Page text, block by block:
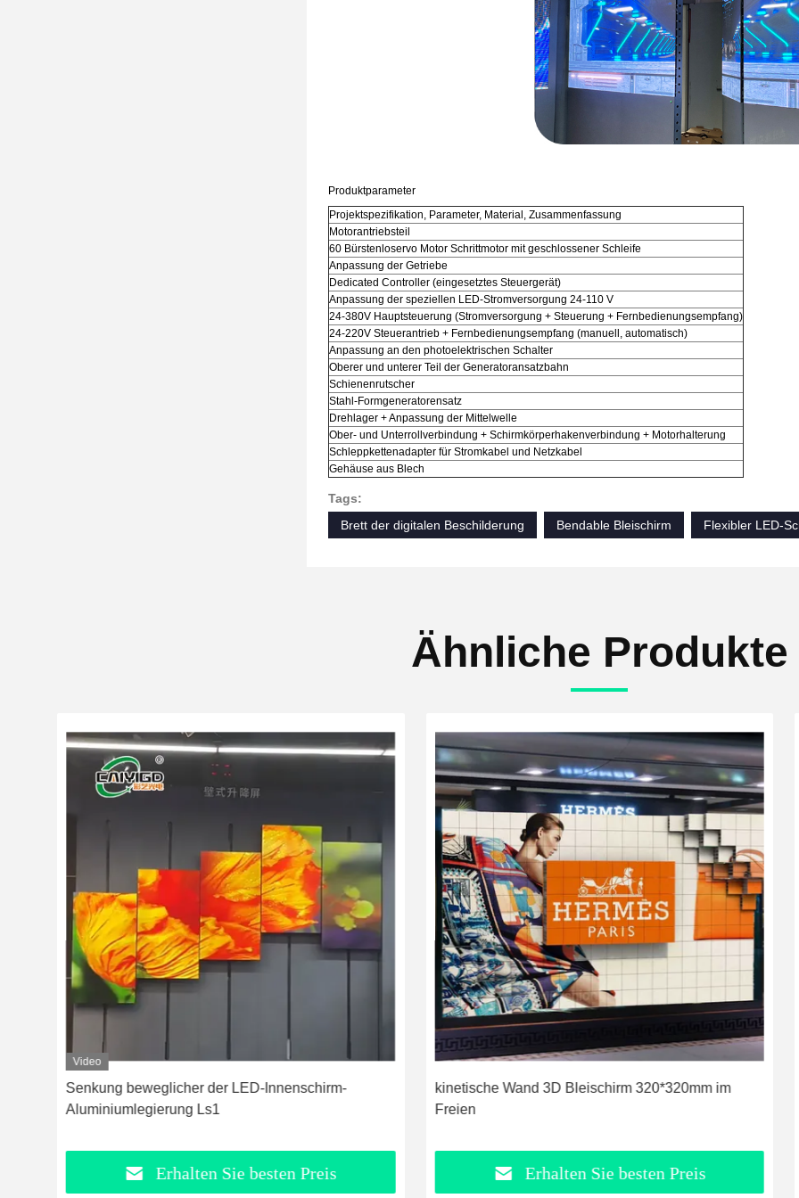
Produktparameter
Projektspezifikation, Parameter, Material, Zusammenfassung
Motorantriebsteil
60 Bürstenloservo Motor Schrittmotor mit geschlossener Schleife
Anpassung der Getriebe
Dedicated Controller (eingesetztes Steuergerät)
Anpassung der speziellen LED-Stromversorgung 24-110 V
24-380V Hauptsteuerung (Stromversorgung + Steuerung + Fernbedienungsempfang)
24-220V Steuerantrieb + Fernbedienungsempfang (manuell, automatisch)
Anpassung an den photoelektrischen Schalter
Oberer und unterer Teil der Generatoransatzbahn
Schienenrutscher
Stahl-Formgeneratorensatz
Drehlager + Anpassung der Mittelwelle
Ober- und Unterrollverbindung + Schirmkörperhakenverbindung + Motorhalterung
Schleppkettenadapter für Stromkabel und Netzkabel
Gehäuse aus Blech
Tags:
Brett der digitalen Beschilderung
Bendable Bleischirm Flexibler LED-
Ähnliche Produkte
Video
Senkung beweglicher der LED-Innenschirm-
Aluminiumlegierung Ls1
Erhalten Sie besten Preis
kinetische Wand 3D Bleischirm 320*320mm im
Freien
Erhalten Sie besten Preis